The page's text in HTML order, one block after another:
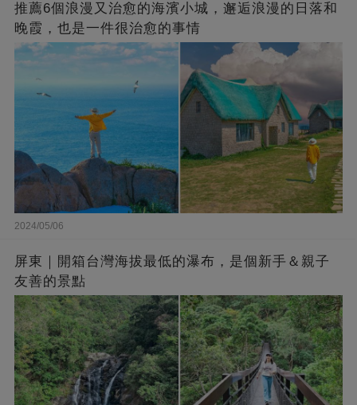
推薦6個浪漫又治愈的海濱小城，邂逅浪漫的日落和
晚霞，也是一件很治愈的事情
2024/05/06
屏東｜開箱台灣海拔最低的瀑布，是個新手＆親子
友善的景點